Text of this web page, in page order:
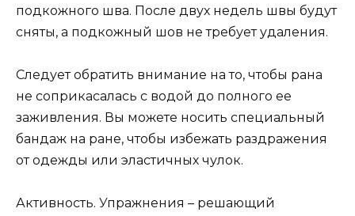
подкожного шва. После двух недель швы будут
сняты, а подкожный шов не требует удаления.
Следует обратить внимание на то, чтобы рана
не соприкасалась с водой до полного ее
заживления. Вы можете носить специальный
бандаж на ране, чтобы избежать раздражения
от одежды или эластичных чулок.
Активность. Упражнения – решающий